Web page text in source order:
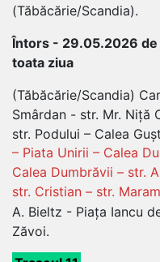
(Tăbăcărie/Scandia).
Întors - 29.05.2026
toata ziua
(Tăbăcărie/Scandia)
Smârdan - str. Mr. Niță
str. Podului – Calea
– Piata Unirii – Calea
Calea Dumbrăvii – str.
str. Cristian – str.
A. Bieltz - Piața Iancu
Zăvoi.